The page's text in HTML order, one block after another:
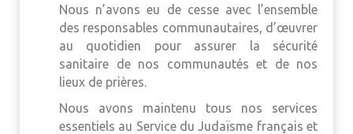
Nous n’avons eu de cesse avec l’ensemble
des responsables communautaires, d’œuvrer
au quotidien pour assurer la sécurité
sanitaire de nos communautés et de nos
lieux de prières.
Nous avons maintenu tous nos services
essentiels au Service du Judaïsme français et